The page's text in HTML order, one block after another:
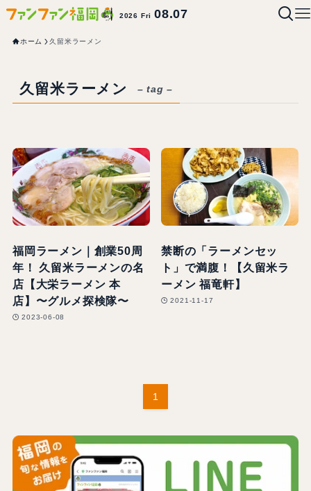
2026 Fri08.07
ホーム 久留米ラーメン
久留米ラーメン – tag –
福岡ラーメン｜創業50周
年！ 久留米ラーメンの名
店【大栄ラーメン 本
店】〜グルメ探検隊〜
2023-06-08
禁断の「ラーメンセッ
ト」で満腹！【久留米ラ
ーメン 福竜軒】
2021-11-17
1